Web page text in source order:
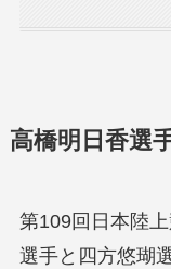
高橋明日香選
第109回日本陸
選手と四方悠瑚